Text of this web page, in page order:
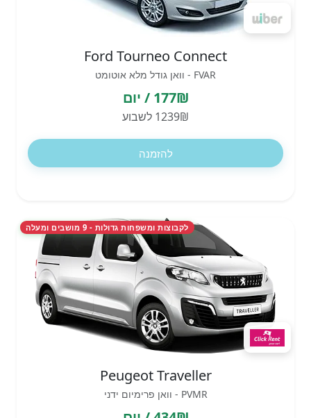
Ford Tourneo Connect
FVAR - וואן גודל מלא אוטומט
177₪ / יום
1239₪ לשבוע
להזמנה
לקבוצות ומשפחות גדולות - 9 מושבים ומעלה
Peugeot Traveller
PVMR - וואן פרימיום ידני